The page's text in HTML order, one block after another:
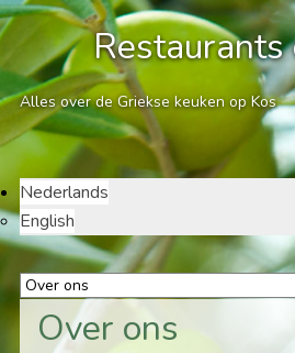
Restaurants
Alles over de Griekse keuken op Kos
Nederlands
English
Over ons